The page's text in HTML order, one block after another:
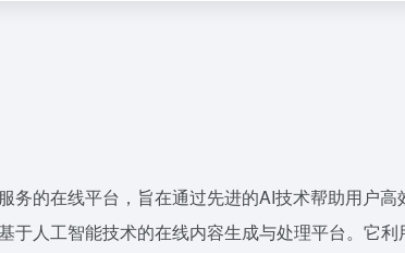
务的在线平台，旨在通过先进的AI技术帮助用户高
于人工智能技术的在线内容生成与处理平台。它利